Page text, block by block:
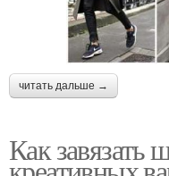
читать дальше →
Как завязать